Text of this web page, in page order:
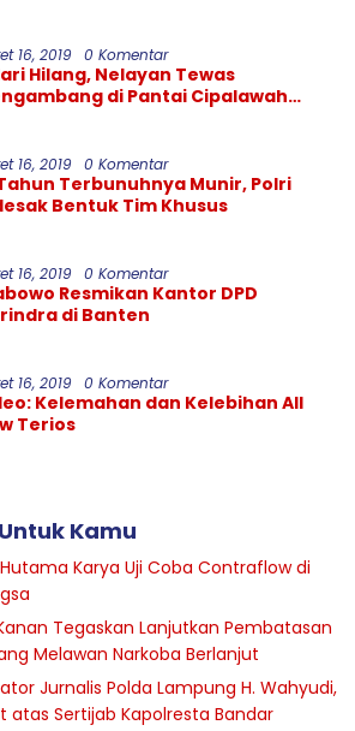
16, 2019 0 Komentar
Hilang, Nelayan Tewas
di Pantai Cipalawah
16, 2019 0 Komentar
Terbunuhnya Munir, Polri
Bentuk Tim Khusus
16, 2019 0 Komentar
Resmikan Kantor DPD
di Banten
16, 2019 0 Komentar
Kelemahan dan Kelebihan All
Terios
Kamu
Karya Uji Coba Contraflow di
Tegaskan Lanjutkan Pembatasan
Melawan Narkoba Berlanjut
Jurnalis Polda Lampung H. Wahyudi,
atas Sertijab Kapolresta Bandar